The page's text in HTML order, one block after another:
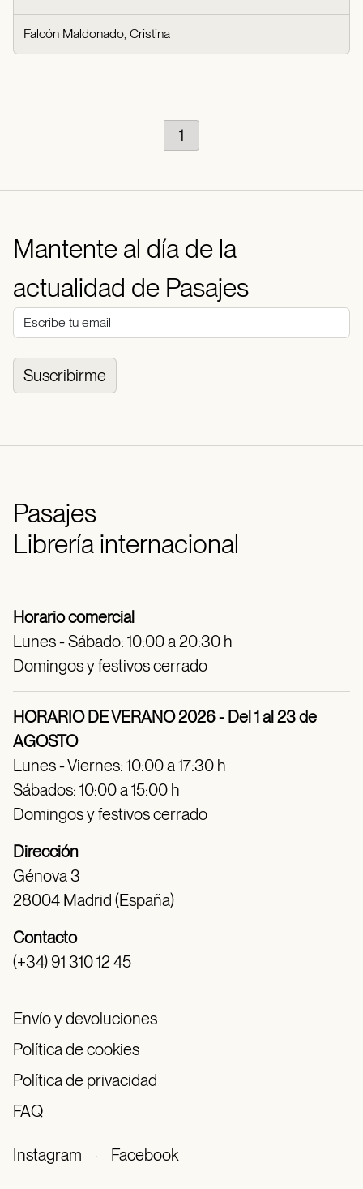
Falcón Maldonado, Cristina
1
Mantente al día de la
actualidad de Pasajes
Suscribirme
Pasajes
Librería internacional
Horario comercial
Lunes - Sábado: 10:00 a 20:30 h
Domingos y festivos cerrado
HORARIO DE VERANO 2026 - Del 1 al 23 de
AGOSTO
Lunes - Viernes: 10:00 a 17:30 h
Sábados: 10:00 a 15:00 h
Domingos y festivos cerrado
Dirección
Génova 3
28004 Madrid (España)
Contacto
(+34) 91 310 12 45
Envío y devoluciones
Política de cookies
Política de privacidad
FAQ
Instagram · Facebook